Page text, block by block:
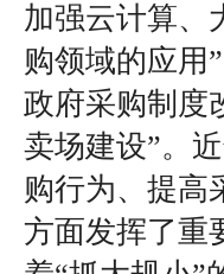
加强云计算、
购领域的应用
政府采购制度
卖场建设”。
购行为、提高
方面发挥了重